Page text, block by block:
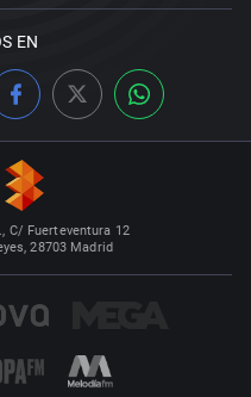
EN
C/ Fuerteventura 12
28703 Madrid